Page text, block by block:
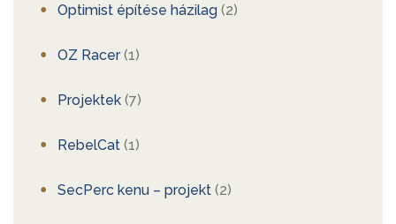
Optimist építése házilag (2)
OZ Racer(1)
Projektek (7)
RebelCat (1)
SecPerc kenu – projekt (2)